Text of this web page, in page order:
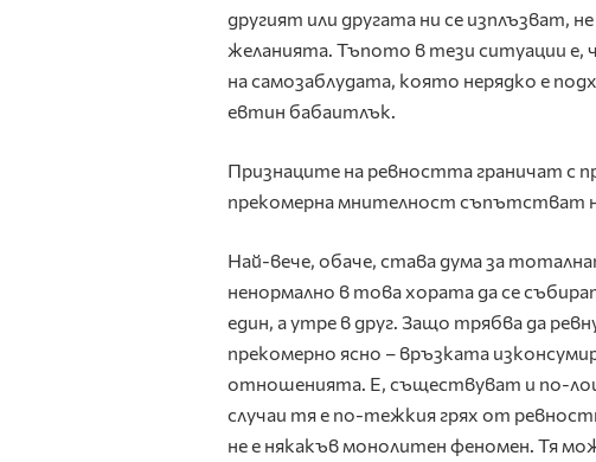
другият или другата ни се изплъзват,
желанията. Тъпото в тези ситуации е,
на самозаблудата, която нерядко е
евтин бабаитлък.
Признаците на ревността граничат с
прекомерна мнителност съпътстват
Най-вече, обаче, става дума за
ненормално в това хората да се
един, а утре в друг. Защо трябва да
прекомерно ясно – връзката
отношенията. E, съществуват и по-
случаи тя е по-тежкия грях от
не е някакъв монолитен феномен. Тя